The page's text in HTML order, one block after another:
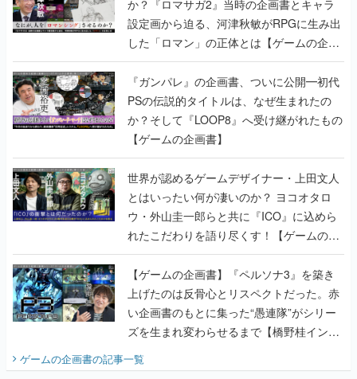
か？『ロマサガ2』当時の企画書とキャラ
設定画から迫る、河津秋敏がRPGに生み出
した「ロマン」の正体とは【ゲームの企画
書】
『ガンパレ』の企画書、ついに公開━初代
PSの伝説的タイトルは、なぜ生まれたの
か？そして『LOOP8』へ受け継がれたもの
【ゲームの企画書】
世界が認めるゲームデザイナー・上田文人
とはいったい何が凄いのか？ ヨコオタロ
ウ・外山圭一郎らと共に『ICO』に込めら
れたこだわりを語り尽くす！【ゲームの企
画書】
【ゲームの企画書】『ペルソナ3』を築き
上げたのは反骨心とリスペクトだった。赤
い企画書のもとに集った“愚連隊”がシリー
ズを生まれ変わらせるまで【橋野桂インタ
ゲームの企画書の記事一覧